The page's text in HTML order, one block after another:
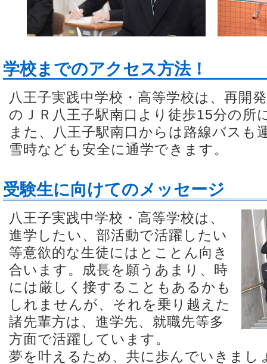
学校までのアクセス方法！
八王子実践中学校・高等学校は、再開
のＪＲ八王子駅南口より徒歩15分の所
また、八王子駅南口からは路線バスも
雪時なども安全に通学できます。
受験生に向けてのメッセージ
八王子実践中学校・高等学校は、
進学したい、部活動で活躍したい
等意欲的な生徒にはとことん向き
合います。成長を願うあまり、時
には厳しく接することもあるかも
しれませんが、それを乗り越えた
諸先輩方は、進学先、就職先等多
方面で活躍しています。
夢を叶えるため、共に歩んでいきまし